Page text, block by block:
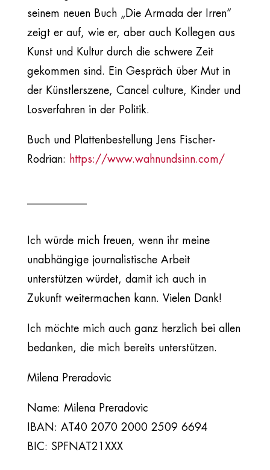
seinem neuen Buch „Die Armada der Irren“
zeigt er auf, wie er, aber auch Kollegen aus
Kunst und Kultur durch die schwere Zeit
gekommen sind. Ein Gespräch über Mut in
der Künstlerszene, Cancel culture, Kinder und
Losverfahren in der Politik.
Buch und Plattenbestellung Jens Fischer-
Rodrian:
https://www.wahnundsinn.com/
Ich würde mich freuen, wenn ihr meine
unabhängige journalistische Arbeit
unterstützen würdet, damit ich auch in
Zukunft weitermachen kann. Vielen Dank!
Ich möchte mich auch ganz herzlich bei allen
bedanken, die mich bereits unterstützen.
Milena Preradovic
Name: Milena Preradovic
IBAN: AT40 2070 2000 2509 6694
BIC: SPFNAT21XXX